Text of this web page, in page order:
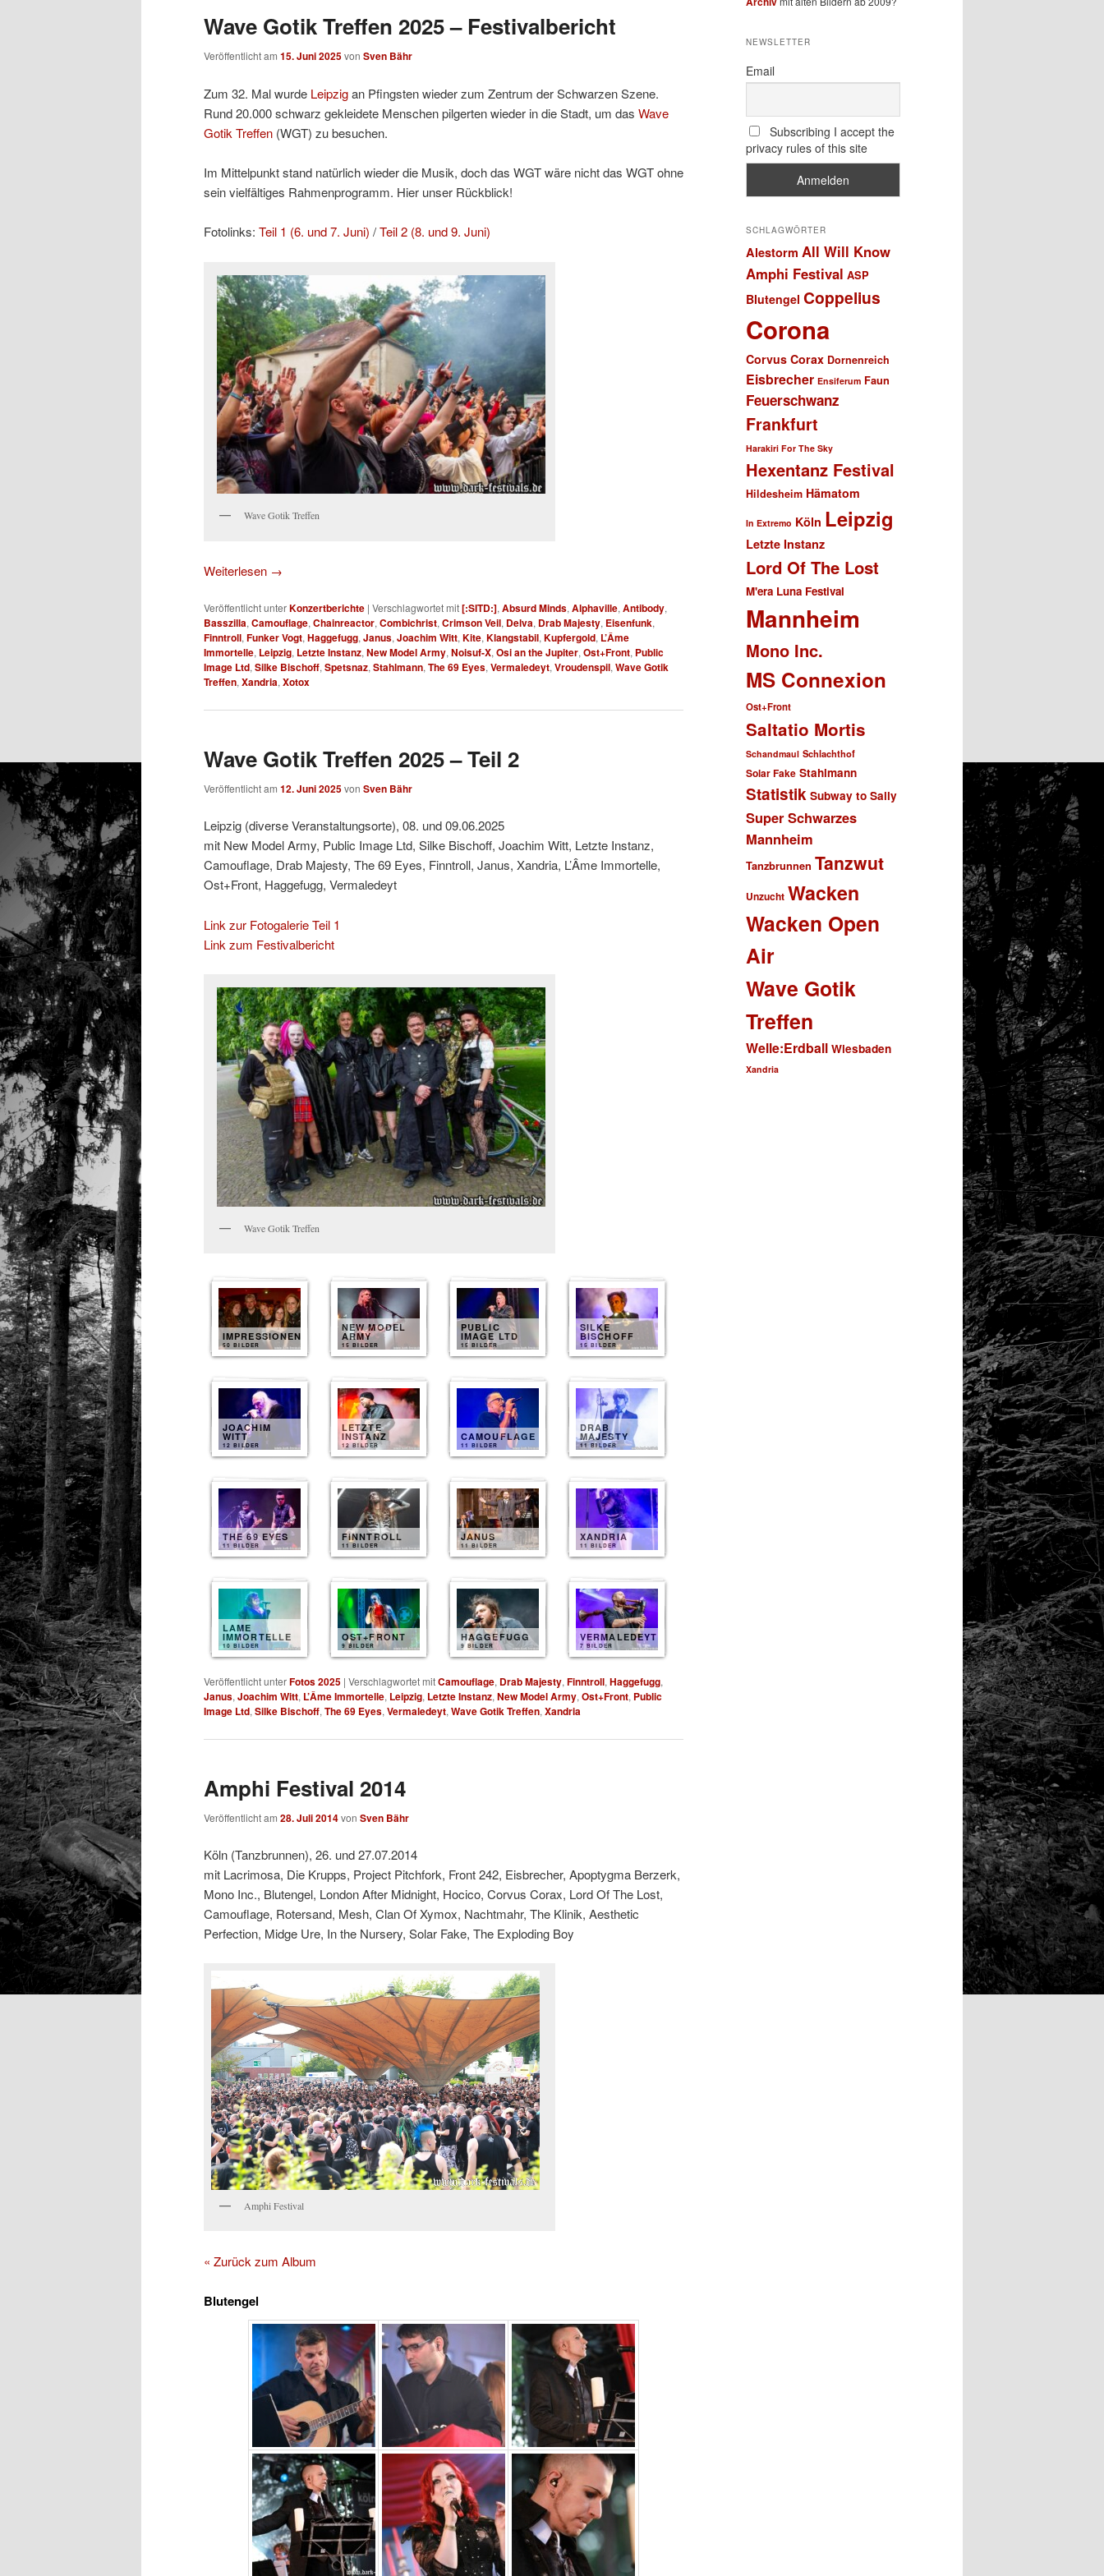
Wave Gotik Treffen 2025 – Festivalbericht
Veröffentlicht am 15. Juni 2025von Sven Bähr
Zum 32. Mal wurde Leipzigan Pfingsten wieder zum Zentrum der Schwarzen Szene.
Rund 20.000 schwarz gekleidete Menschen pilgerten wieder in die Stadt, um das Wave
Gotik Treffen (WGT) zu besuchen.
Im Mittelpunkt stand natürlich wieder die Musik, doch das WGT wäre nicht das WGT ohne
sein vielfältiges Rahmenprogramm. Hier unser Rückblick!
Fotolinks: Teil 1 (6. und 7. Juni) /Teil 2 (8. und 9. Juni)
Wave Gotik Treffen
Weiterlesen →
Veröffentlicht unterKonzertberichte | Verschlagwortet mit[:SITD:], Absurd Minds, Alphaville, Antibody,
Basszilla, Camouflage, Chainreactor, Combichrist, Crimson Veil, Delva, Drab Majesty, Eisenfunk,
Finntroll, Funker Vogt, Haggefugg, Janus, Joachim Witt, Kite, Klangstabil, Kupfergold, L’Âme
Immortelle, Leipzig, Letzte Instanz, New Model Army, Noisuf-X, Osi an the Jupiter, Ost+Front, Public
Image Ltd, Silke Bischoff, Spetsnaz, Stahlmann, The 69 Eyes, Vermaledeyt, Vroudenspil, Wave Gotik
Treffen, Xandria, Xotox
Wave Gotik Treffen 2025 – Teil 2
Veröffentlicht am 12. Juni 2025von Sven Bähr
Leipzig (diverse Veranstaltungsorte), 08. und 09.06.2025
mit New Model Army, Public Image Ltd, Silke Bischoff, Joachim Witt, Letzte Instanz,
Camouflage, Drab Majesty, The 69 Eyes, Finntroll, Janus, Xandria, L’Âme Immortelle,
Ost+Front, Haggefugg, Vermaledeyt
Link zur Fotogalerie Teil 1
Link zum Festivalbericht
Wave Gotik Treffen
IMPRESSIONEN
50 BILDER
NEW MODEL
ARMY
15 BILDER
PUBLIC
IMAGE LTD
15 BILDER
SILKE
BISCHOFF
15 BILDER
JOACHIM
WITT
12 BILDER
LETZTE
INSTANZ
12 BILDER
CAMOUFLAGE
11 BILDER
DRAB
MAJESTY
11 BILDER
THE 69 EYES
11 BILDER
FINNTROLL
11 BILDER
JANUS
11 BILDER
XANDRIA
11 BILDER
LAME
IMMORTELLE
10 BILDER
OST+FRONT
9 BILDER
HAGGEFUGG
9 BILDER
VERMALEDEYT
7 BILDER
Veröffentlicht unterFotos 2025 | Verschlagwortet mitCamouflage, Drab Majesty, Finntroll, Haggefugg,
Janus, Joachim Witt, L’Âme Immortelle, Leipzig, Letzte Instanz, New Model Army, Ost+Front, Public
Image Ltd, Silke Bischoff, The 69 Eyes, Vermaledeyt, Wave Gotik Treffen, Xandria
Amphi Festival 2014
Veröffentlicht am 28. Juli 2014von Sven Bähr
Köln (Tanzbrunnen), 26. und 27.07.2014
mit Lacrimosa, Die Krupps, Project Pitchfork, Front 242, Eisbrecher, Apoptygma Berzerk,
Mono Inc., Blutengel, London After Midnight, Hocico, Corvus Corax, Lord Of The Lost,
Camouflage, Rotersand, Mesh, Clan Of Xymox, Nachtmahr, The Klinik, Aesthetic
Perfection, Midge Ure, In the Nursery, Solar Fake, The Exploding Boy
Amphi Festival
« Zurück zum Album
Blutengel
NEWSLETTER
Email
Subscribing I accept the
privacy rules of this site
SCHLAGWÖRTER
Alestorm All Will Know
Amphi Festival ASP
Blutengel Coppelius
Corona
Corvus Corax Dornenreich
Eisbrecher Ensiferum Faun
Feuerschwanz
Frankfurt
Harakiri For The Sky
Hexentanz Festival
Hildesheim Hämatom
In Extremo Köln Leipzig
Letzte Instanz
Lord Of The Lost
M'era Luna Festival
Mannheim
Mono Inc.
MS Connexion
Ost+Front
Saltatio Mortis
Schandmaul Schlachthof
Solar Fake Stahlmann
Statistik Subway to Sally
Super Schwarzes
Mannheim
Tanzbrunnen Tanzwut
Unzucht Wacken
Wacken Open
Air
Wave Gotik
Treffen
Welle:Erdball Wiesbaden
Xandria